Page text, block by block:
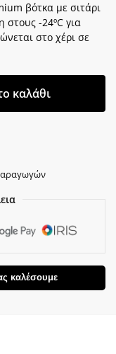
βότκα με σιτάρι
στους -24ºC για
στο χέρι σε
καλάθι
καλέσουμε